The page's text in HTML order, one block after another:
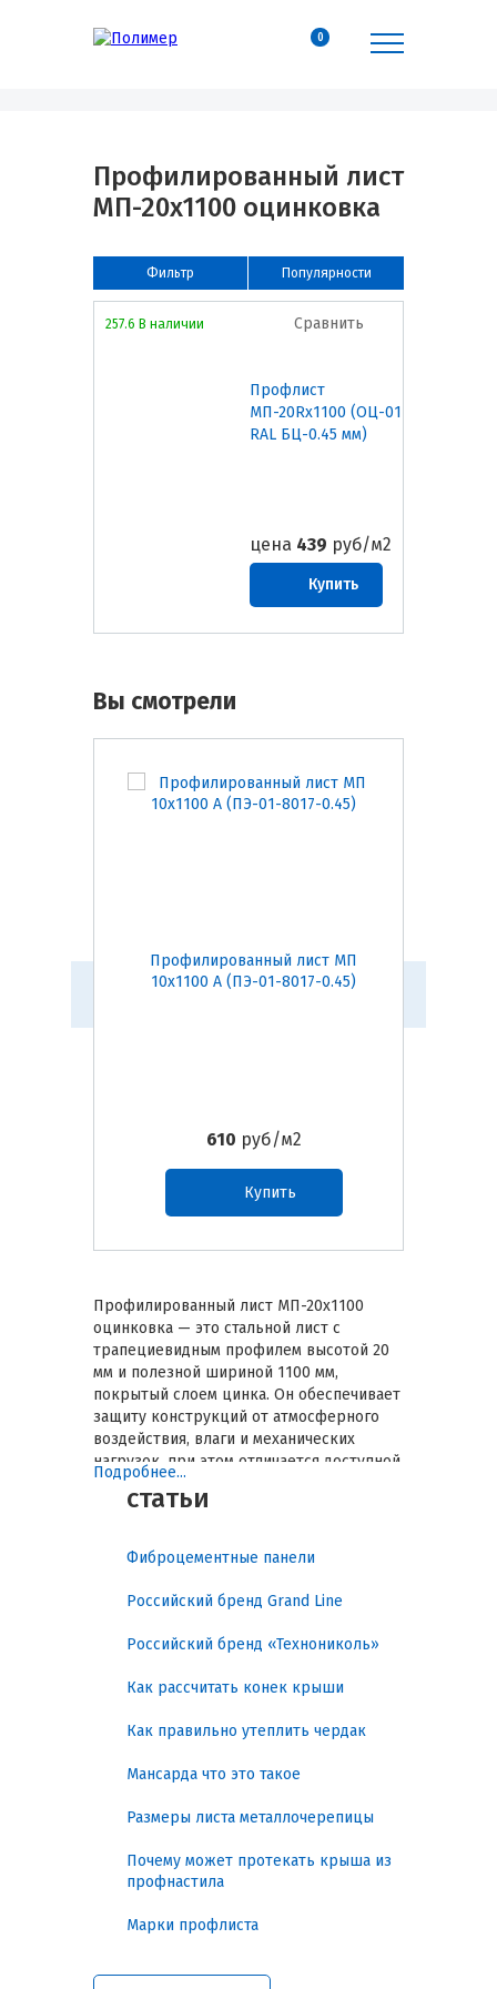
0
Профилированный лист
МП-20х1100 оцинковка
Популярности
Фильтр
Сравнить
Профлист
МП-20Rх1100 (ОЦ-01
RAL БЦ-0.45 мм)
цена 439 руб/м2
Купить
257.6 В наличии
Вы смотрели
Профилированный лист МП
10х1100 А (ПЭ-01-8017-0.45)
610 руб/м2
Купить
Профилированный лист МП-20х1100
оцинковка — это стальной лист с
трапециевидным профилем высотой 20
мм и полезной шириной 1100 мм,
покрытый слоем цинка. Он обеспечивает
защиту конструкций от атмосферного
воздействия, влаги и механических
нагрузок, при этом отличается доступной
ценой. Выбор правильного
материала снижает затраты на ремонт,
упрощает монтаж. В данном гиде
рассматривается практическая польза,
классификация, ключевые параметры,
монтажу, а также эксплуатация в
долговечность
конструкции
Профилированный лист МП-20х1100
задач:
Прочность и жесткость:
ветровым и снеговым нагрузкам,
Подробнее...
статьи
Фиброцементные панели
Российский бренд Grand Line
Российский бренд «Технониколь»
Как рассчитать конек крыши
Как правильно утеплить чердак
Мансарда что это такое
Размеры листа металлочерепицы
Почему может протекать крыша из
профнастила
Марки профлиста